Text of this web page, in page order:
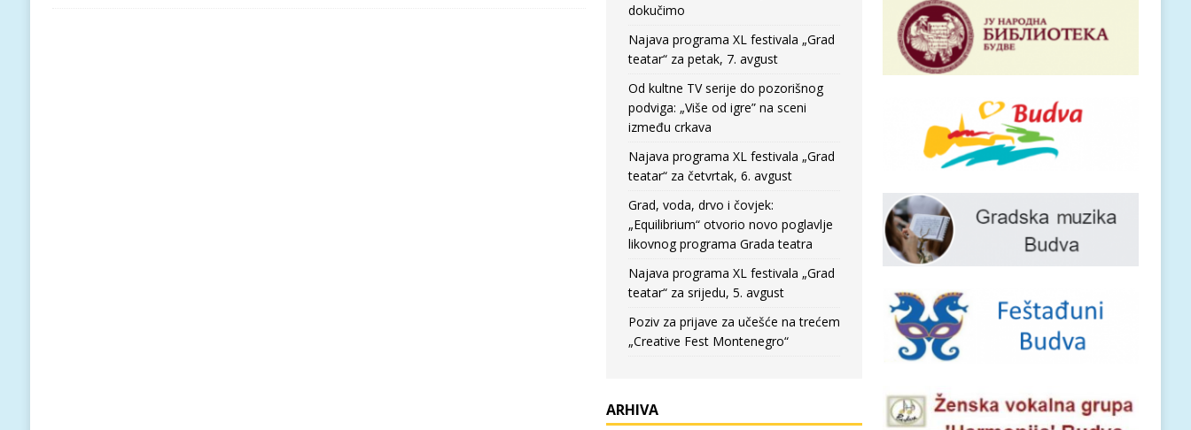
dokučimo
Najava programa XL festivala „Grad
teatar“ za petak, 7. avgust
Od kultne TV serije do pozorišnog
podviga: „Više od igre” na sceni
između crkava
Najava programa XL festivala „Grad
teatar“ za četvrtak, 6. avgust
Grad, voda, drvo i čovjek:
„Equilibrium“ otvorio novo poglavlje
likovnog programa Grada teatra
Najava programa XL festivala „Grad
teatar“ za srijedu, 5. avgust
Poziv za prijave za učešće na trećem
„Creative Fest Montenegro“
ARHIVA